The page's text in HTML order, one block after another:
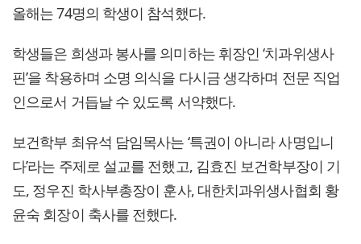
올해는 74명의 학생이 참석했다.
학생들은 희생과 봉사를 의미하는 휘장인 ‘치과위생사
핀’을 착용하며 소명 의식을 다시금 생각하며 전문 직업
인으로서 거듭날 수 있도록 서약했다.
보건학부 최유석 담임목사는 ‘특권이 아니라 사명입니
다’라는 주제로 설교를 전했고, 김효진 보건학부장이 기
도, 정우진 학사부총장이 훈사, 대한치과위생사협회 황
윤숙 회장이 축사를 전했다.